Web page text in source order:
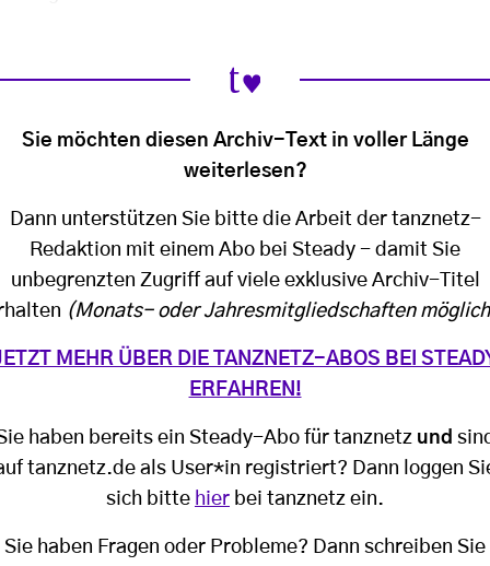
Sie möchten diesen Archiv-Text in voller Länge
weiterlesen?
Dann unterstützen Sie bitte die Arbeit der tanznetz-
Redaktion mit einem Abo bei Steady - damit Sie
unbegrenzten Zugriff auf viele exklusive Archiv-Titel
(Monats- oder Jahresmitgliedschaften
MEHR ÜBER DIE TANZNETZ-ABOS BEI
ERFAHREN!
haben bereits ein Steady-Abo für tanznetz und
tanznetz.de als User*in registriert? Dann loggen
sich bitte hier bei tanznetz ein.
Sie haben Fragen oder Probleme? Dann schreiben Sie